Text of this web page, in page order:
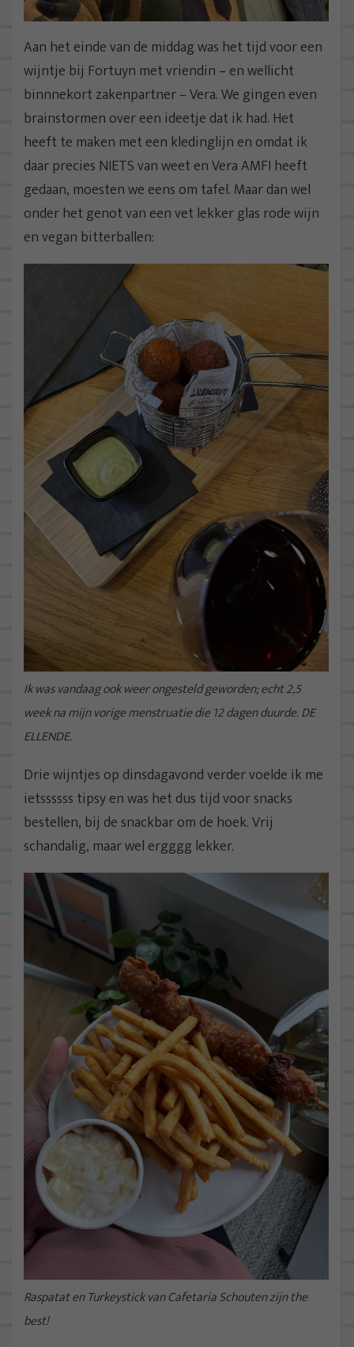
Aan het einde van de middag was het tijd voor een
wijntje bij Fortuyn met vriendin – en wellicht
binnnekort zakenpartner – Vera. We gingen even
brainstormen over een ideetje dat ik had. Het
heeft te maken met een kledinglijn en omdat ik
daar precies NIETS van weet en Vera AMFI heeft
gedaan, moesten we eens om tafel. Maar dan wel
onder het genot van een vet lekker glas rode wijn
en vegan bitterballen:
Ik was vandaag ook weer ongesteld geworden; echt 2,5
week na mijn vorige menstruatie die 12 dagen duurde. DE
ELLENDE.
Drie wijntjes op dinsdagavond verder voelde ik me
ietssssss tipsy en was het dus tijd voor snacks
bestellen, bij de snackbar om de hoek. Vrij
schandalig, maar wel ergggg lekker.
Raspatat en Turkeystick van Cafetaria Schouten zijn the
best!